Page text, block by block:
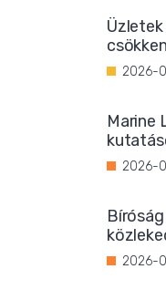
2026-
Marine
2026-
2026-